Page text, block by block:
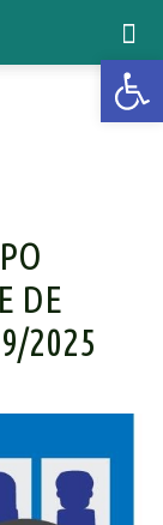
DE
2025